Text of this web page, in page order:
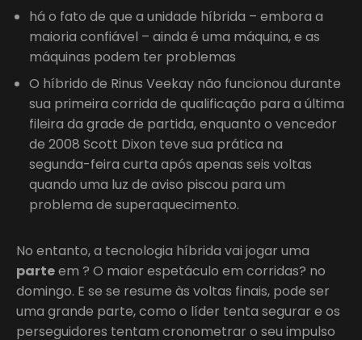
há o fato de que a unidade híbrida – embora a
maioria confiável – ainda é uma máquina, e as
máquinas podem ter problemas
O híbrido de Rinus Veekay não funcionou durante
sua primeira corrida de qualificação para a última
fileira da grade de partida, enquanto o vencedor
de 2008 Scott Dixon teve sua prática na
segunda-feira curta após apenas seis voltas
quando uma luz de aviso piscou para um
problema de superaquecimento.
No entanto, a tecnologia híbrida vai jogar uma
parteem ? O maior espetáculo em corridas? no
domingo. E se se resume às voltas finais, pode ser
uma grande parte, como o líder tenta segurar e os
perseguidores tentam cronometrar o seu impulso